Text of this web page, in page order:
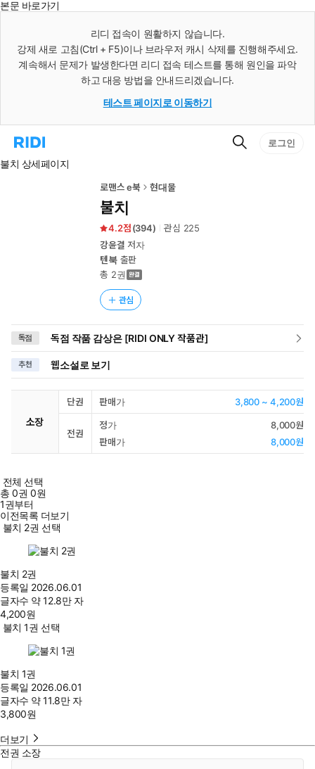
본문 바로가기
리디 접속이 원활하지 않습니다.
강제 새로 고침(Ctrl + F5)이나 브라우저 캐시 삭제를 진행해주세요.
계속해서 문제가 발생한다면 리디 접속 테스트를 통해 원인을 파악
하고 대응 방법을 안내드리겠습니다.
테스트 페이지로 이동하기
리
홈
검
로그인
불치 상세페이지
로맨스 e북 현대물
불치
4.2 (394) 관심 225
강윤결 저자
텐북출판
총 2권
관심
독점 독점 작품 감상은 [RIDI ONLY 작품관]
추천 웹소설로 보기
소장
단권 판매가 3,800 ~ 4,200원
전권
정가
8,000원
판매가
8,000원
전체 선택
총0권 0원
1권부터
이전목록 더보기
불치 2권 선택
불치 2권
등록일 2026.06.01
글자수 약 12.8만 자
4,200원
불치 1권 선택
불치 1권
등록일 2026.06.01
글자수 약 11.8만 자
3,800원
더보기
전권 소장